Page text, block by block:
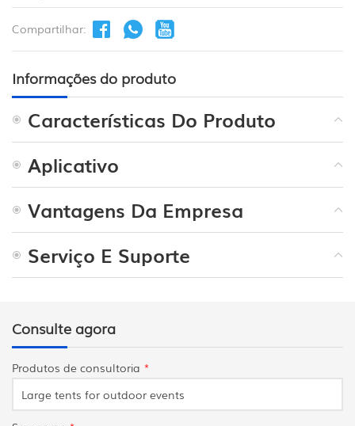
Compartilhar:
Informações do produto
Características Do Produto
Aplicativo
Vantagens Da Empresa
Serviço E Suporte
Consulte agora
Produtos de consultoria *